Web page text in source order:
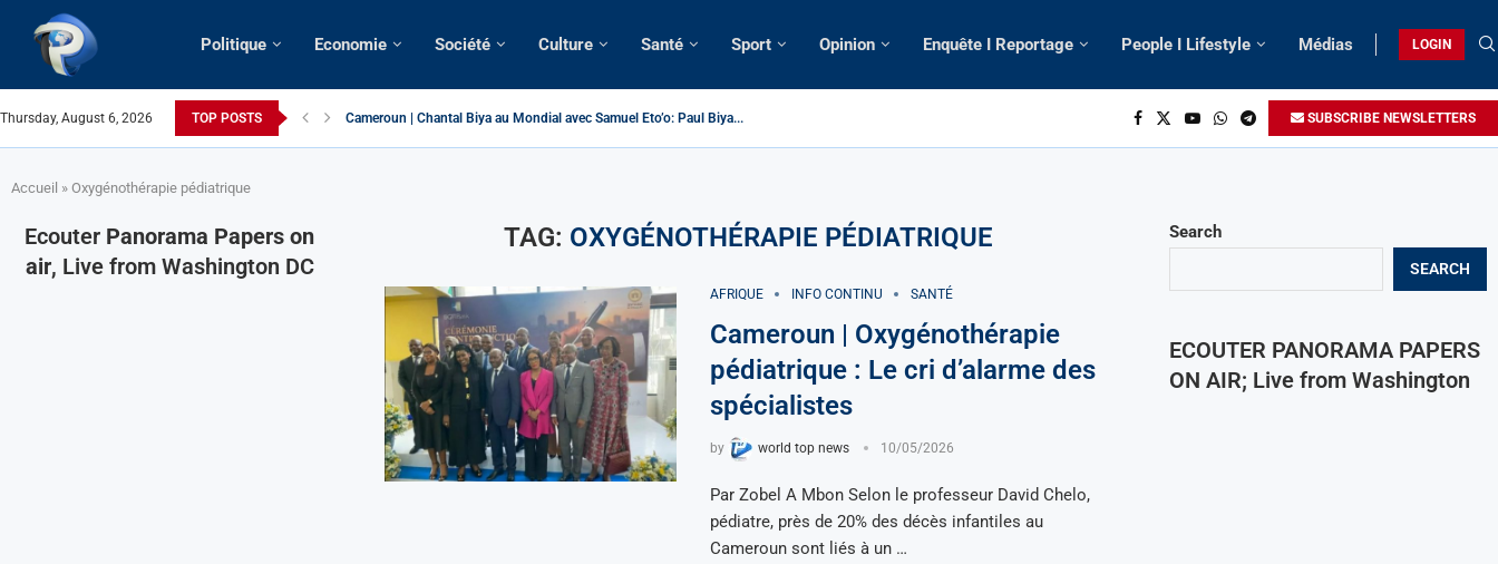
Politique Economie Société Culture Santé Sport Opinion Enquête I Reportage People I Lifestyle Médias LOGIN
Thursday, August 6, 2026 TOP POSTS Cameroun | Chantal Biya au Mondial avec Samuel Eto’o: Paul Biya... SUBSCRIBE NEWSLETTERS
Accueil » Oxygénothérapie pédiatrique
TAG: OXYGÉNOTHÉRAPIE PÉDIATRIQUE
AFRIQUE INFO CONTINU SANTÉ
Cameroun | Oxygénothérapie
pédiatrique : Le cri d’alarme des
spécialistes
by world top news 10/05/2026
Par Zobel A Mbon Selon le professeur David Chelo,
pédiatre, près de 20% des décès infantiles au
Cameroun sont liés à un …
Search
SEARCH
ECOUTER PANORAMA PAPERS
ON AIR; Live from Washington
Ecouter Panorama Papers on
air, Live from Washington DC